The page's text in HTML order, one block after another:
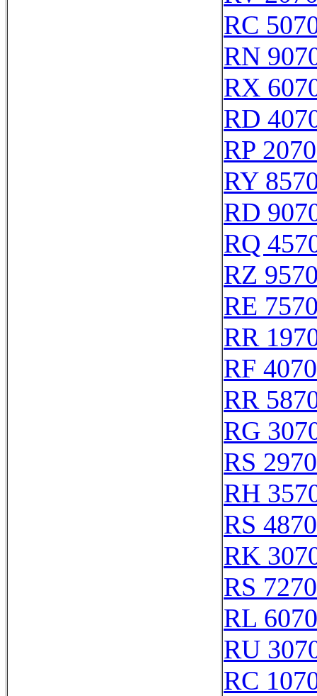
RC
RN
RX
RD
RP
RY
RD
RQ
RZ
RE
RR
RF
RR
RG
RS
RH
RS
RK
RS
RL
RU
RC